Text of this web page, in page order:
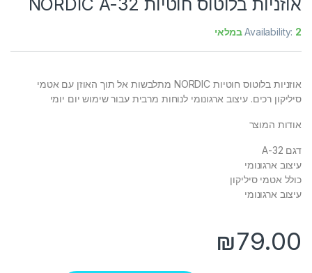
אוזניות בלוטוס חוטיות NORDIC A-32
Availability: 2 במלאי
אוזניות בלוטוס חוטיות NORDIC מתלבשות אל תוך האוזן עם אטמי
סיליקון רכים. עיצוב ארגונומי לנוחות מרבית עבור שימוש יום יומי
אודות המוצר
דגם A-32
עיצוב ארגונומי
כולל אטמי סיליקון
עיצוב ארגונומי
₪79.00